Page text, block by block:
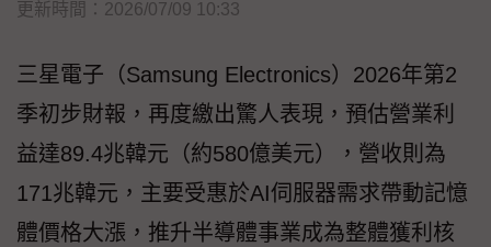
更新時間：2026/07/09 10:33
三星電子（Samsung Electronics）2026年第2
季初步財報，再度繳出驚人表現，預估營業利
益達89.4兆韓元（約580億美元），營收則為
171兆韓元，主要受惠於AI伺服器需求帶動記憶
體價格大漲，推升半導體事業成為整體獲利核